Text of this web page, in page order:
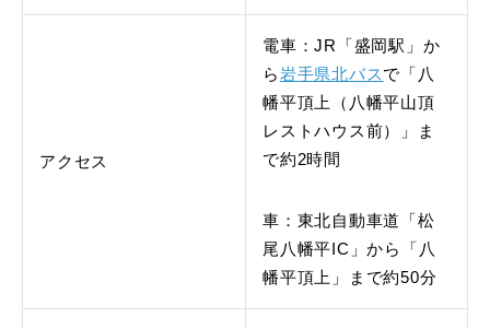
アクセス
電車：JR「盛岡駅」か
ら岩手県北バスで「八
幡平頂上（八幡平山頂
レストハウス前）」ま
で約2時間
車：東北自動車道「松
尾八幡平IC」から「八
幡平頂上」まで約50分